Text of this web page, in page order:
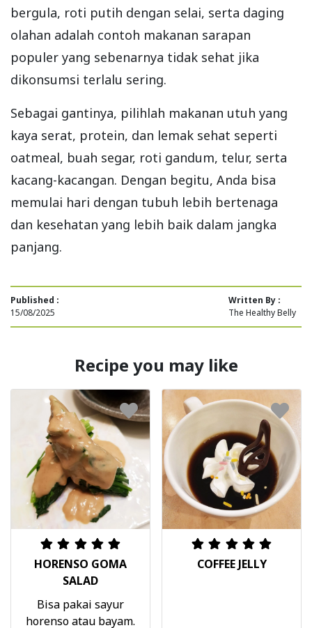
bergula, roti putih dengan selai, serta daging
olahan adalah contoh makanan sarapan
populer yang sebenarnya tidak sehat jika
dikonsumsi terlalu sering.
Sebagai gantinya, pilihlah makanan utuh yang
kaya serat, protein, dan lemak sehat seperti
oatmeal, buah segar, roti gandum, telur, serta
kacang-kacangan. Dengan begitu, Anda bisa
memulai hari dengan tubuh lebih bertenaga
dan kesehatan yang lebih baik dalam jangka
panjang.
Published :
15/08/2025
Written By :
The Healthy Belly
Recipe you may like
HORENSO GOMA
SALAD
Bisa pakai sayur
horenso atau bayam.
COFFEE JELLY